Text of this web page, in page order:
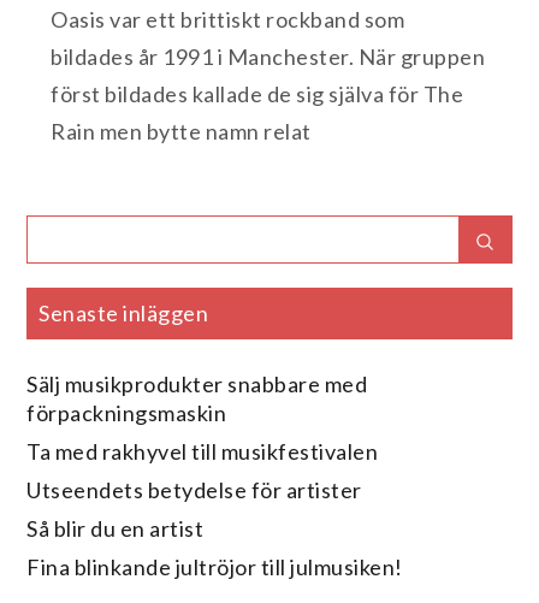
Oasis var ett brittiskt rockband som
bildades år 1991 i Manchester. När gruppen
först bildades kallade de sig själva för The
Rain men bytte namn relat
for:
Senaste inläggen
Sälj musikprodukter snabbare med
förpackningsmaskin
Ta med rakhyvel till musikfestivalen
Utseendets betydelse för artister
Så blir du en artist
Fina blinkande jultröjor till julmusiken!